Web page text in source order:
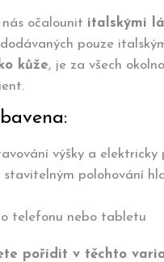
očalounit italskými
pouze
kůže, je za všech
výšky a
stavitelným polohování
telefonu nebo tabletu
pořídit v těchto